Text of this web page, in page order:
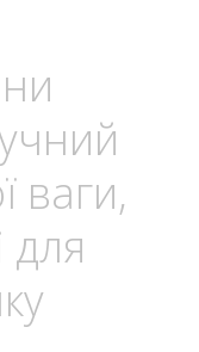
ваги,
для